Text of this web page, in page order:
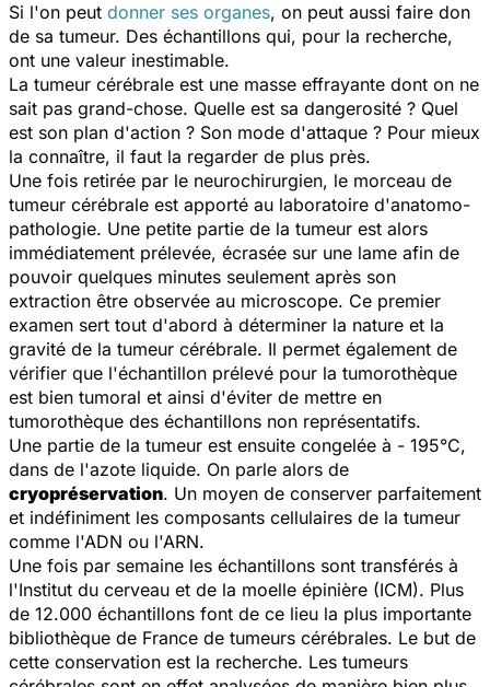
Si l'on peut donner ses organes, on peut aussi faire don
de sa tumeur. Des échantillons qui, pour la recherche,
ont une valeur inestimable.
La tumeur cérébrale est une masse effrayante dont on ne
sait pas grand-chose. Quelle est sa dangerosité ? Quel
est son plan d'action ? Son mode d'attaque ? Pour mieux
la connaître, il faut la regarder de plus près.
Une fois retirée par le neurochirurgien, le morceau de
tumeur cérébrale est apporté au laboratoire d'anatomo-
pathologie. Une petite partie de la tumeur est alors
immédiatement prélevée, écrasée sur une lame afin de
pouvoir quelques minutes seulement après son
extraction être observée au microscope. Ce premier
examen sert tout d'abord à déterminer la nature et la
gravité de la tumeur cérébrale. Il permet également de
vérifier que l'échantillon prélevé pour la tumorothèque
est bien tumoral et ainsi d'éviter de mettre en
tumorothèque des échantillons non représentatifs.
Une partie de la tumeur est ensuite congelée à - 195°C,
dans de l'azote liquide. On parle alors de
cryopréservation. Un moyen de conserver parfaitement
et indéfiniment les composants cellulaires de la tumeur
comme l'ADN ou l'ARN.
Une fois par semaine les échantillons sont transférés à
l'Institut du cerveau et de la moelle épinière (ICM). Plus
de 12.000 échantillons font de ce lieu la plus importante
bibliothèque de France de tumeurs cérébrales. Le but de
cette conservation est la recherche. Les tumeurs